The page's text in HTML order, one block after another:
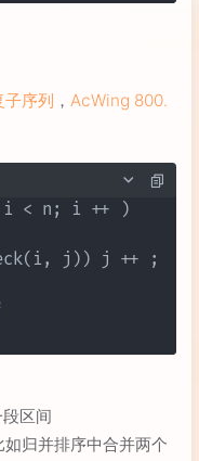
序列 ， AcWing 800.
< n; i ++ )
j)) j ++ ;
区间
归并排序中合并两个